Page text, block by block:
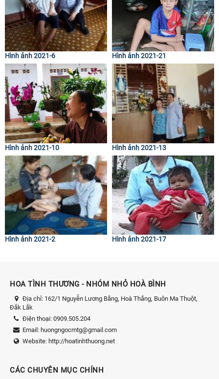
Hình ảnh 2021-6 Hình ảnh 2021-21
Hình ảnh 2021-10 Hình ảnh 2021-13
Hình ảnh 2021-2 Hình ảnh 2021-17
HOA TÌNH THƯƠNG - NHÓM NHỎ HOÀ BÌNH
Địa chỉ: 162/1 Nguyễn Lương Bằng, Hoà Thắng, Buôn Ma Thuột,
Đắk Lắk
Điện thoại: 0909.505.204
Email: huongngocmtg@gmail.com
Website: http://hoatinhthuong.net
CÁC CHUYÊN MỤC CHÍNH